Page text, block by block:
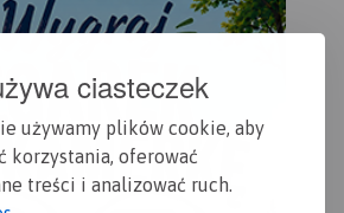
ciasteczek
używamy plików cookie, aby
korzystania, oferować
treści i analizować ruch.